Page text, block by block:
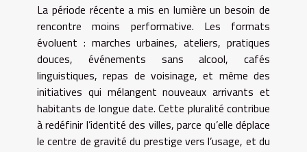
La période récente a mis en lumière un besoin de
rencontre moins performative. Les formats
évoluent : marches urbaines, ateliers, pratiques
douces, événements sans alcool, cafés
linguistiques, repas de voisinage, et même des
initiatives qui mélangent nouveaux arrivants et
habitants de longue date. Cette pluralité contribue
à redéfinir l’identité des villes, parce qu’elle déplace
le centre de gravité du prestige vers l’usage, et du